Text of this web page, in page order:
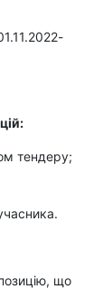
тендеру;
що